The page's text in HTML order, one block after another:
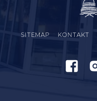
SITEMAP KONTAKT